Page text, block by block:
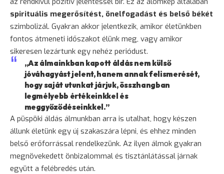
spirituális megerősítést, önelfogadást és belső békét
szimbolizál. Gyakran akkor jelentkezik, amikor életünkben
fontos átmeneti időszakot élünk meg, vagy amikor
sikeresen lezártunk egy nehéz periódust.
„Az álmainkban kapott áldás nem külső
jóváhagyást jelent, hanem annak felismerését,
hogy saját utunkat járjuk, összhangban
legmélyebb értékeinkkel és
meggyőződéseinkkel.”
A püspöki áldás álmunkban arra is utalhat, hogy készen
állunk életünk egy új szakaszára lépni, és ehhez minden
belső erőforrással rendelkezünk. Az ilyen álmok gyakran
megnövekedett önbizalommal és tisztánlátással járnak
együtt a felébredés után.